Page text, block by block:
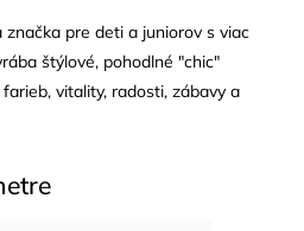
pre deti a juniorov s viac
štýlové, pohodlné "chic"
vitality, radosti, zábavy a